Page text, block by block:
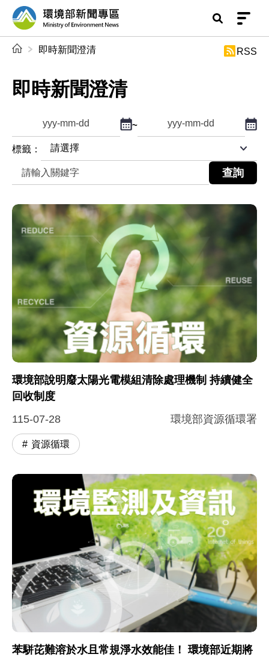
前往中央內容區塊
環境部新聞專區
即時新聞澄清 RSS
即時新聞澄清
查詢起日期
點擊選擇日期起日
~
查詢迄日期
點
標籤：
關鍵字
環境部說明廢太陽光電模組清除處理機制 持續健全
回收制度
115-07-28
環境部資源循環署
資源循環
苯駢芘難溶於水且常規淨水效能佳！ 環境部近期將